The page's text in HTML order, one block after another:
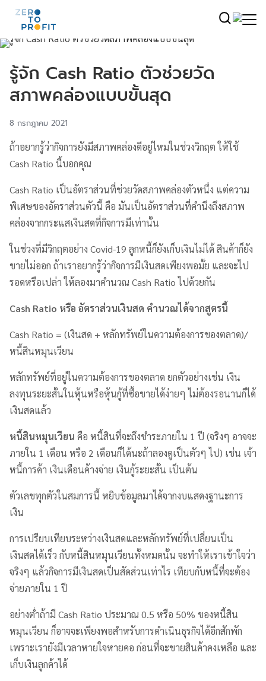
รู้จัก Cash Ratio ตัวช่วยวัด
สภาพคล่องแบบขั้นสุด
8 กรกฎาคม 2021
ถ้าอยากรู้ว่ากิจการยังมีสภาพคล่องดีอยู่ไหมในช่วงวิกฤต ให้ใช้
Cash Ratio นี้บอกคุณ
Cash Ratio เป็นอัตราส่วนที่ช่วยวัดสภาพคล่องตัวหนึ่ง แต่ความ
พิเศษของอัตราส่วนตัวนี้ คือ มันเป็นอัตราส่วนที่คำนึงถึงสภาพ
คล่องจากกระแสเงินสดที่กิจการมีเท่านั้น
ในช่วงที่มีวิกฤตอย่าง Covid-19 ลูกหนี้ก็ยังเก็บเงินไม่ได้ สินค้าก็ยัง
ขายไม่ออก ถ้าเราอยากรู้ว่ากิจการมีเงินสดเพียงพอมั้ย และจะไป
รอดหรือเปล่า ให้ลองมาคำนวณ Cash Ratio ไปด้วยกัน
Cash Ratio หรือ อัตราส่วนเงินสด คำนวณได้จากสูตรนี้
Cash Ratio = (เงินสด + หลักทรัพย์ในความต้องการของตลาด)/
หนี้สินหมุนเวียน
หลักทรัพย์ที่อยู่ในความต้องการของตลาด ยกตัวอย่างเช่น เงิน
ลงทุนระยะสั้นในหุ้นหรือหุ้นกู้ที่ซื้อขายได้ง่ายๆ ไม่ต้องรอนานก็ได้
เงินสดแล้ว
หนี้สินหมุนเวียน คือ หนี้สินที่จะถึงชำระภายใน 1 ปี (จริงๆ อาจจะ
ภายใน 1 เดือน หรือ 2 เดือนก็ได้นะถ้าลองดูเป็นตัวๆ ไป) เช่น เจ้า
หนี้การค้า เงินเดือนค้างจ่าย เงินกู้ระยะสั้น เป็นต้น
ตัวเลขทุกตัวในสมการนี้ หยิบข้อมูลมาได้จากงบแสดงฐานะการ
เงิน
การเปรียบเทียบระหว่างเงินสดและหลักทรัพย์ที่เปลี่ยนเป็น
เงินสดได้เร็ว กับหนี้สินหมุนเวียนทั้งหมดนั้น จะทำให้เราเข้าใจว่า
จริงๆ แล้วกิจการมีเงินสดเป็นสัดส่วนเท่าไร เทียบกับหนี้ที่จะต้อง
จ่ายภายใน 1 ปี
อย่างต่ำถ้ามี Cash Ratio ประมาณ 0.5 หรือ 50% ของหนี้สิน
หมุนเวียน ก็อาจจะเพียงพอสำหรับการดำเนินธุรกิจได้อีกสักพัก
เพราะเรายังมีเวลาหายใจหายคอ ก่อนที่จะขายสินค้าคงเหลือ และ
เก็บเงินลูกค้าได้